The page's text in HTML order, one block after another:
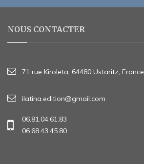
NOUS CONTACTER
71 rue Kiroleta, 64480 Ustaritz, France
ilatina.edition@gmail.com
06.81.04.61.83
06.68.43.45.80